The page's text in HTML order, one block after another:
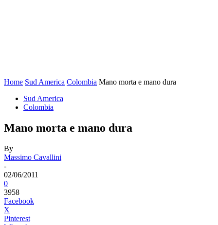
Home Sud America Colombia Mano morta e mano dura
Sud America
Colombia
Mano morta e mano dura
By
Massimo Cavallini
-
02/06/2011
0
3958
Facebook
X
Pinterest